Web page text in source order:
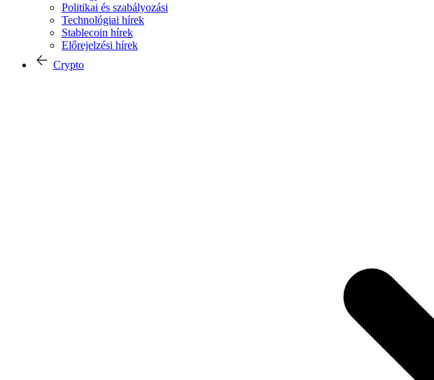
Politikai és szabályozási
Technológiai hírek
Stablecoin hírek
Előrejelzési hírek
Crypto